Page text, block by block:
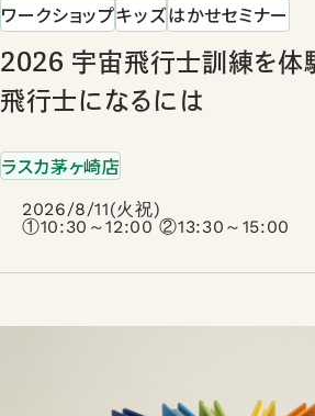
ワークショップキッズはかせセミナー
2026 宇宙飛行士訓練を体験し
飛行士になるには
ラスカ茅ヶ崎店
2026/8/11(火祝)
①10:30～12:00 ②13:30～15:00